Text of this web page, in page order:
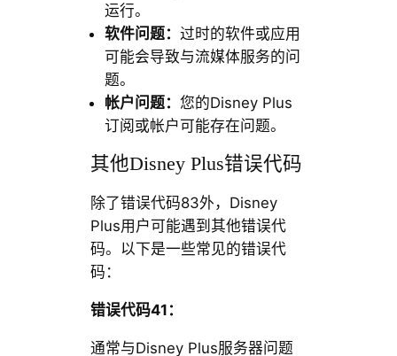
运行。
软件问题： 过时的软件或应用
可能会导致与流媒体服务的问
题。
帐户问题： 您的Disney Plus
订阅或帐户可能存在问题。
其他Disney Plus错误代码
除了错误代码83外，Disney
Plus用户可能遇到其他错误代
码。以下是一些常见的错误代
码：
错误代码41：
通常与Disney Plus服务器问题